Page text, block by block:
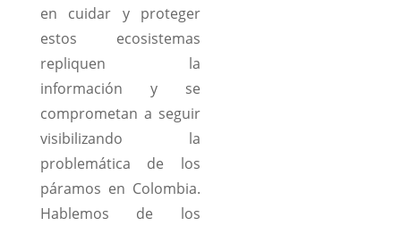
en cuidar y proteger
estos ecosistemas
repliquen la
información y se
comprometan a seguir
visibilizando la
problemática de los
páramos en Colombia.
Hablemos de los